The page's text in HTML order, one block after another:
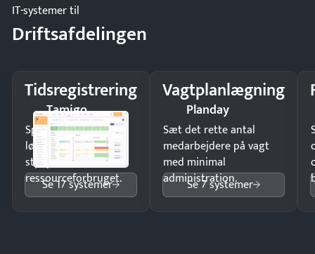
IT-systemer til
Driftsafdelingen
Tidsregistrering
Tamigo
Spar tid på
lønberegning og få
styr på
ressourceforbruget.
Se 17 systemer
Vagtplanlægning
Planday
Sæt det rette antal
medarbejdere på vagt
med minimal
administration.
Se 7 systemer